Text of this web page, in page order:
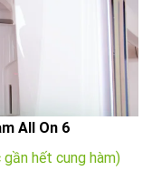
All On 6
hết cung hàm)